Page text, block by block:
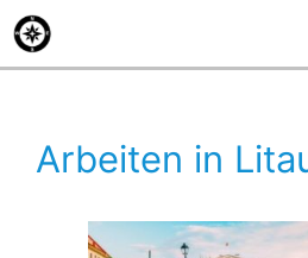
Zum
Inhalt
springen
Arbeiten in